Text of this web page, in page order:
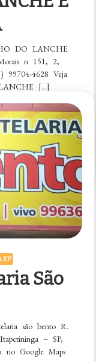
DO LANCHE
n 151, 2,
99704-4628 Veja
[…]
São
são bento R.
– SP,
no Google Maps